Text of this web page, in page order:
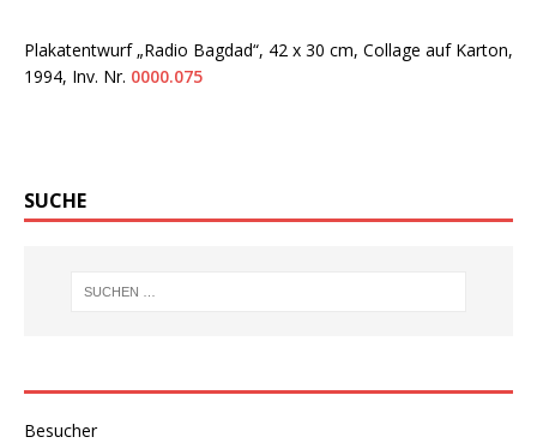
Plakatentwurf „Radio Bagdad“, 42 x 30 cm, Collage auf Karton,
1994, Inv. Nr. 0000.075
SUCHE
Besucher